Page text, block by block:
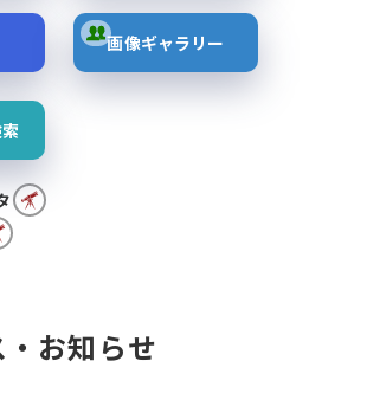
画像ギャラリー
・お知らせ